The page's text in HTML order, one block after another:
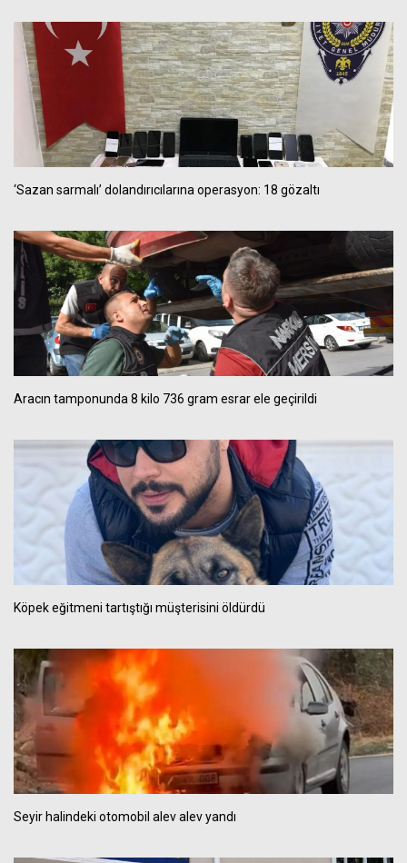
‘Sazan sarmalı’ dolandırıcılarına operasyon: 18 gözaltı
Aracın tamponunda 8 kilo 736 gram esrar ele geçirildi
Köpek eğitmeni tartıştığı müşterisini öldürdü
Seyir halindeki otomobil alev alev yandı